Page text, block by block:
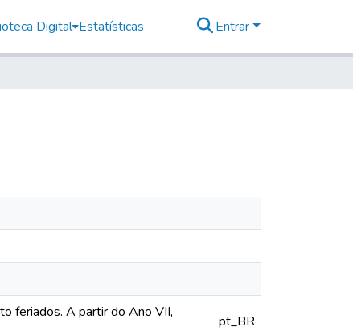
Digital Estatísticas Entrar
feriados. A partir do Ano VII,
pt_BR